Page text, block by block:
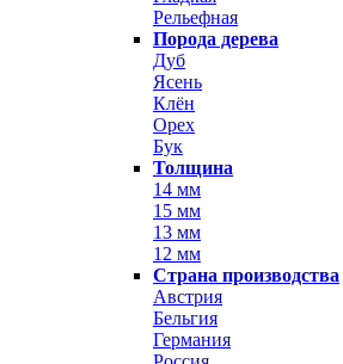
Рельефная
Порода дерева
Дуб
Ясень
Клён
Орех
Бук
Толщина
14 мм
15 мм
13 мм
12 мм
Страна производства
Австрия
Бельгия
Германия